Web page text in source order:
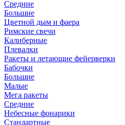
Средние
Большие
Цветной дым и фаера
Римские свечи
Калиберные
Плевалки
Ракеты и летающие фейерверки
Бабочки
Большие
Малые
Мега ракеты
Средние
Небесные фонарики
Стандартные